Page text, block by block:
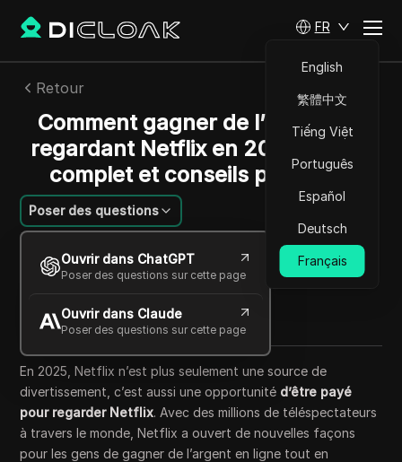
FR
English
繁體中文
Tiếng Việt
Português
Español
Deutsch
Français
Retour
Comment gagner de l’argent en
regardant Netflix en 2025 : guide
complet et conseils pratiques
Poser des questions
Ouvrir dans ChatGPT
Poser des questions sur cette page
Ouvrir dans Claude
Poser des questions sur cette page
Mariana Santos
25 sept. 2025 7 min de lecture
Copy Link
En 2025, Netflix n’est plus seulement une source de
divertissement, c’est aussi une opportunité d’être payé
pour regarder Netflix. Avec des millions de téléspectateurs
à travers le monde, Netflix a ouvert de nouvelles façons
pour les gens de gagner de l’argent en ligne tout en